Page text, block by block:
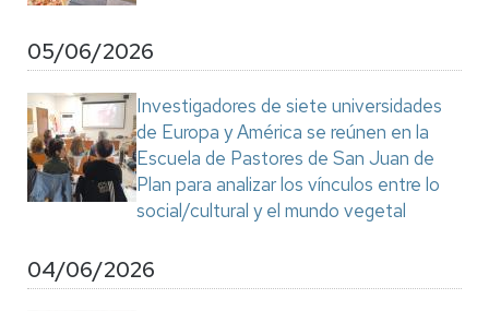
05/06/2026
Investigadores de siete universidades
de Europa y América se reúnen en la
Escuela de Pastores de San Juan de
Plan para analizar los vínculos entre lo
social/cultural y el mundo vegetal
04/06/2026